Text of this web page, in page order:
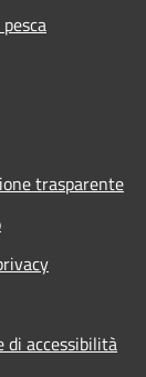
trasparente
di accessibilità